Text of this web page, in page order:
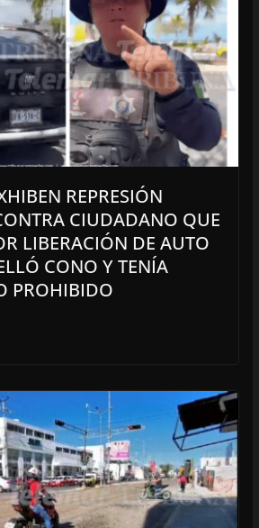
REPRESIÓN
CIUDADANO QUE
LIBERACIÓN DE AUTO
CONO Y TENÍA
PROHIBIDO